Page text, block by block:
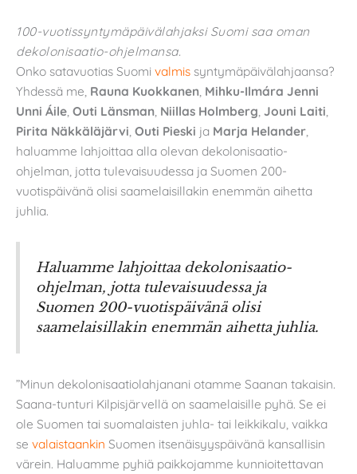
100-vuotissyntymäpäivälahjaksi Suomi saa oman
dekolonisaatio-ohjelmansa.
Onko satavuotias Suomi valmis syntymäpäivälahjaansa?
Yhdessä me, Rauna Kuokkanen, Mihku-Ilmára Jenni
Unni Áile, Outi Länsman, Niillas Holmberg, Jouni Laiti,
Pirita Näkkäläjärvi, Outi Pieski ja Marja Helander,
haluamme lahjoittaa alla olevan dekolonisaatio-
ohjelman, jotta tulevaisuudessa ja Suomen 200-
vuotispäivänä olisi saamelaisillakin enemmän aihetta
juhlia.
Haluamme lahjoittaa dekolonisaatio-
ohjelman, jotta tulevaisuudessa ja
Suomen 200-vuotispäivänä olisi
saamelaisillakin enemmän aihetta juhlia.
”Minun dekolonisaatiolahjanani otamme Saanan takaisin.
Saana-tunturi Kilpisjärvellä on saamelaisille pyhä. Se ei
ole Suomen tai suomalaisten juhla- tai leikkikalu, vaikka
se valaistaankin Suomen itsenäisyyspäivänä kansallisin
värein. Haluamme pyhiä paikkojamme kunnioitettavan